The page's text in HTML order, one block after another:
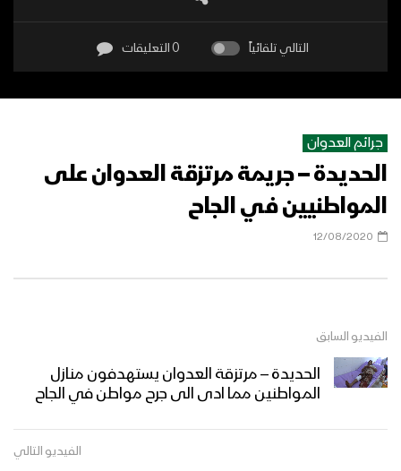
التالي تلقائياً 0 التعليقات
جرائم العدوان
الحديدة – جريمة مرتزقة العدوان على
المواطنيين في الجاح
12/08/2020
الفيديو السابق
الحديدة – مرتزقة العدوان يستهدفون منازل
المواطنين مما ادى الى جرح مواطن في الجاح
الفيديو التالي